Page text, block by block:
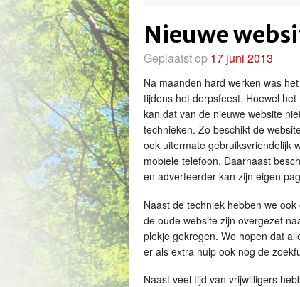
Nieuwe
Geplaatst op 17 juni 2013
Na maanden hard werken was
tijdens het dorpsfeest. Hoewel
kan dat van de nieuwe website
technieken. Zo beschikt de
ook uitermate gebruiksvriendelijk
mobiele telefoon. Daarnaast
en adverteerder kan zijn eigen
Naast de techniek hebben we
de oude website zijn overgezet
plekje gekregen. We hopen dat
er als extra hulp ook nog de
Naast veel tijd van vrijwilligers